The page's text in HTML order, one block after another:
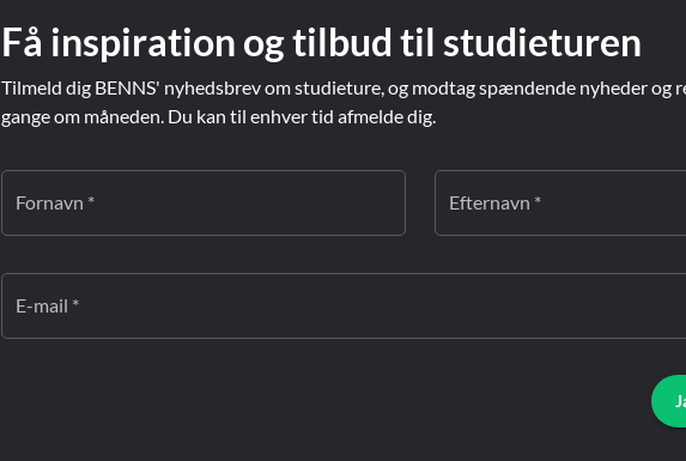
Få inspiration og tilbud til studieturen
Tilmeld dig BENNS' nyhedsbrev om studieture, og modtag spændende nyheder og
gange om måneden. Du kan til enhver tid afmelde dig.
Fornavn * Efternavn *
E-mail *